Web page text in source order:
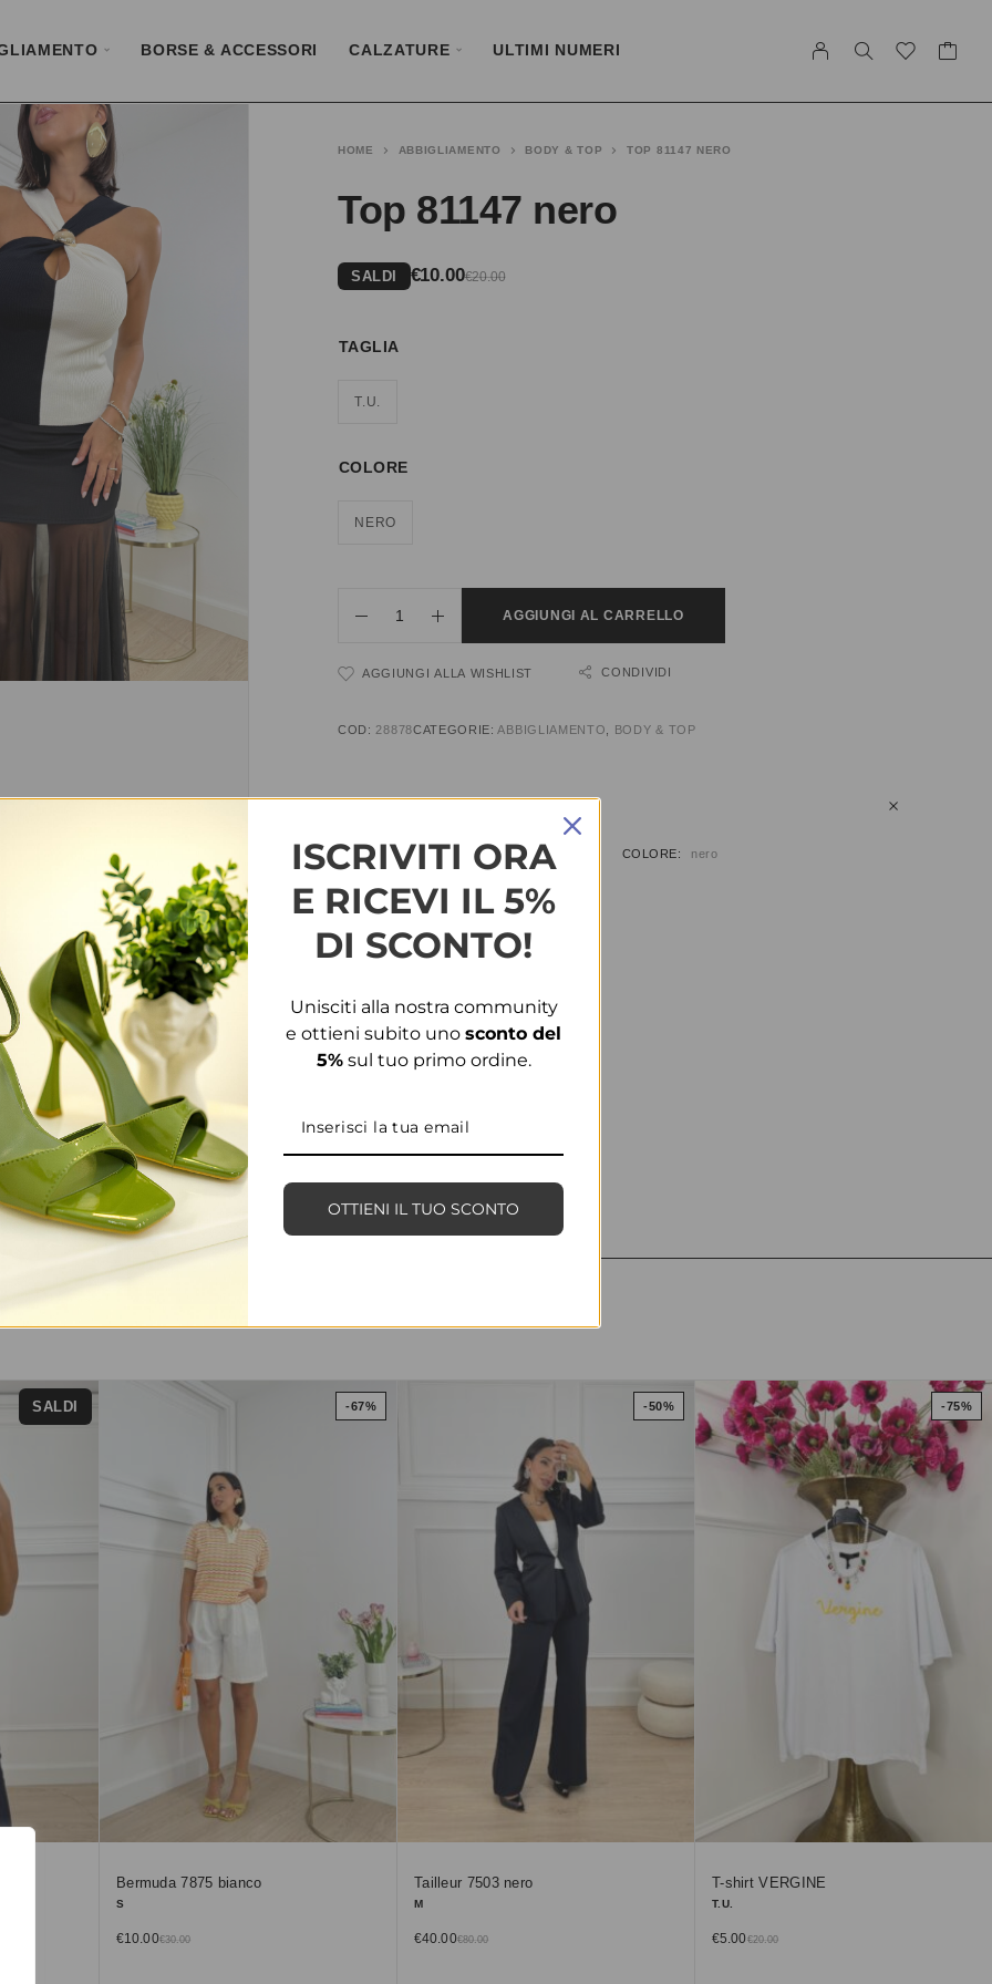
BORSE & ACCESSORI CALZATURE ULTIMI NUMERI
HOME ABBIGLIAMENTO BODY & TOP TOP 81147 NERO
Top 81147 nero
SALDI €20.00
€10.00
TAGLIA
T.U.
COLORE
NERO
AGGIUNGI AL CARRELLO
AGGIUNGI ALLA WISHLIST CONDIVIDI
COD: 28878CATEGORIE:ABBIGLIAMENTO BODY & TOP
INFORMAZIONI AGGIUNTIVE
TAGLIA T.U. COLORE nero
SALDI -67%
Bermuda 7875 bianco
S
€30.00
€10.00
-50%
Tailleur 7503 nero
M
€80.00
€40.00
-75%
T-shirt VERGINE
T.U.
€ 20.00
€5.00
ISCRIVITI ORA
E RICEVI IL 5%
DI SCONTO!
Unisciti alla nostra community
e ottieni subito uno sconto del
5%sul tuo primo ordine.
OTTIENI IL TUO SCONTO